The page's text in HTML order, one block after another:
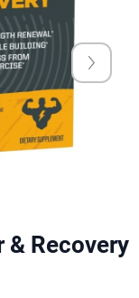
& Recovery